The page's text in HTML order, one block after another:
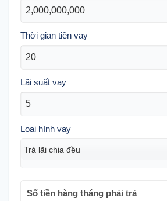
Thời gian tiền vay
Lãi suất vay
Loại hình vay
Số tiền hàng tháng phải trả